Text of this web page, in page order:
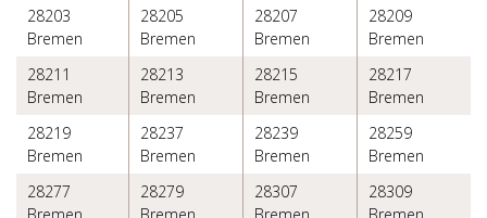
28203
Bremen
28205
Bremen
28207
Bremen
28209
Bremen
28211
Bremen
28213
Bremen
28215
Bremen
28217
Bremen
28219
Bremen
28237
Bremen
28239
Bremen
28259
Bremen
28277
28279
28307
28309